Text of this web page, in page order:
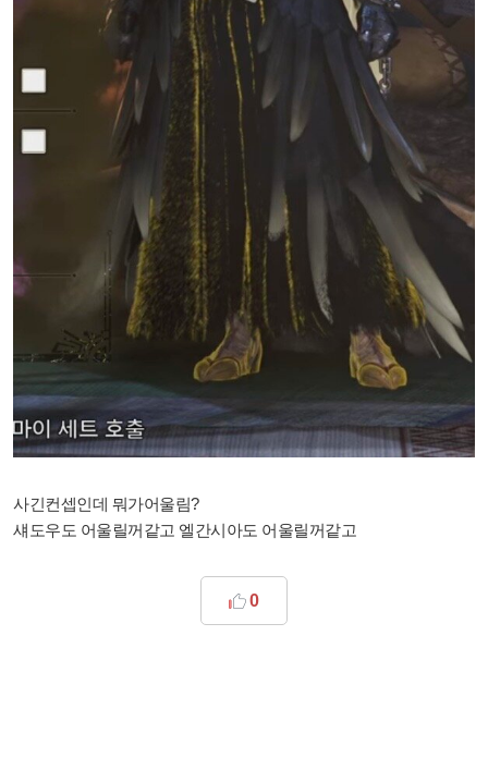
사긴컨셉인데 뭐가어울림?
섀도우도 어울릴꺼같고 엘간시아도 어울릴꺼같고
0